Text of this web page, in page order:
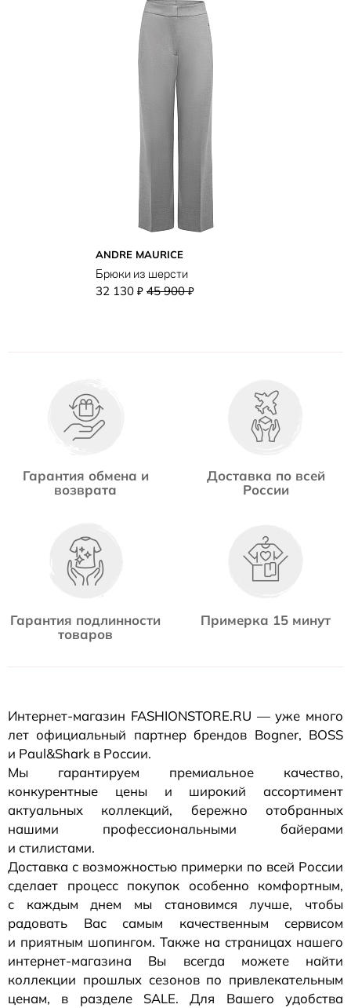
ANDRE MAURICE
Брюки из шерсти
32 130 ₽ 45 900₽
Гарантия обмена и
возврата
Доставка по всей
России
Гарантия подлинности
товаров
Примерка 15 минут
Интернет-магазин FASHIONSTORE.RU — уже много
лет официальный партнер брендов Bogner, BOSS
и Paul&Shark в России.
Мы гарантируем премиальное качество,
конкурентные цены и широкий ассортимент
актуальных коллекций, бережно отобранных
нашими профессиональными байерами
и стилистами.
Доставка с возможностью примерки по всей России
сделает процесс покупок особенно комфортным,
с каждым днем мы становимся лучше, чтобы
радовать Вас самым качественным сервисом
и приятным шопингом. Также на страницах нашего
интернет-магазина Вы всегда можете найти
коллекции прошлых сезонов по привлекательным
ценам, в разделе SALE. Для Вашего удобства